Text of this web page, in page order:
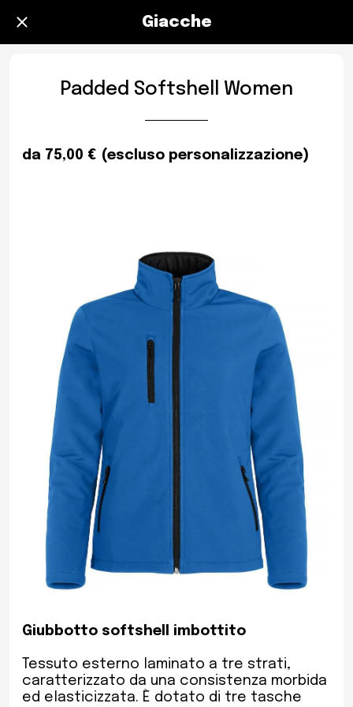
Giacche
Padded Softshell Women
da 75,00 € (escluso personalizzazione)
Giubbotto softshell imbottito
Tessuto esterno laminato a tre strati,
caratterizzato da una consistenza morbida
ed elasticizzata. È dotato di tre tasche